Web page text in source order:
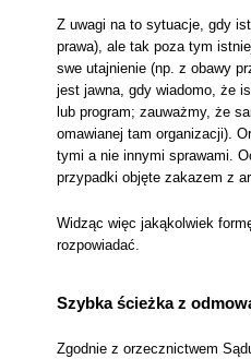
Z uwagi na to sytuacje, gdy
prawa), ale tak poza tym
swe utajnienie (np. z obawy
jest jawna, gdy wiadomo, że
lub program; zauważmy, że
omawianej tam organizacji).
tymi a nie innymi sprawami.
przypadki objęte zakazem z
Widząc więc jakąkolwiek
rozpowiadać.
Szybka ścieżka z
Zgodnie z orzecznictwem